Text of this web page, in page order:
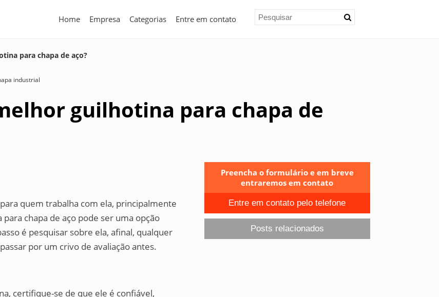
Home Empresa Categorias Entre em contato
para chapa de aço?
industrial
guilhotina para chapa de
quem trabalha com ela, principalmente
chapa de aço pode ser uma opção
é pesquisar sobre ela, afinal, qualquer
por um crivo de avaliação antes.
certifique-se de que ele é confiável,
Preencha o formulário e em breve
entraremos em contato
Entre em contato pelo telefone
Posts relacionados